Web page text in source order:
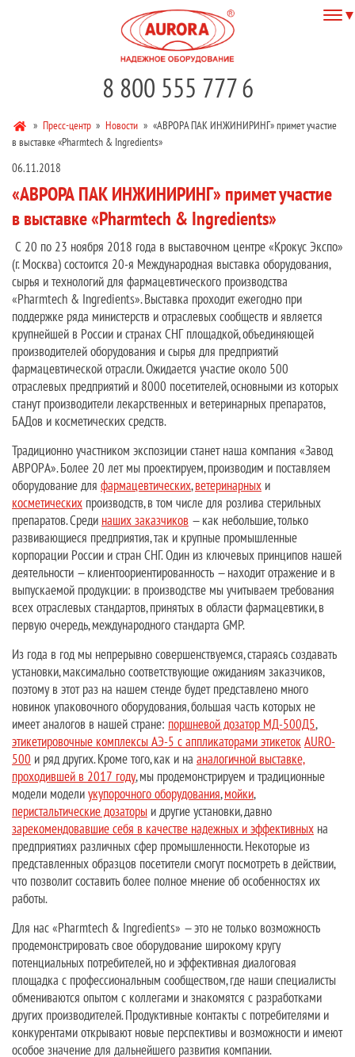
8 800 555 777 6
» Пресс-центр » Новости » «АВРОРА ПАК ИНЖИНИРИНГ» примет участие
в выставке «Pharmtech & Ingredients»
06.11.2018
«АВРОРА ПАК ИНЖИНИРИНГ» примет участие
в выставке «Pharmtech & Ingredients»
С 20 по 23 ноября 2018 года в выставочном центре «Крокус Экспо»
(г. Москва) состоится 20-я Международная выставка оборудования,
сырья и технологий для фармацевтического производства
«Pharmtech & Ingredients». Выставка проходит ежегодно при
поддержке ряда министерств и отраслевых сообществ и является
крупнейшей в России и странах СНГ площадкой, объединяющей
производителей оборудования и сырья для предприятий
фармацевтической отрасли. Ожидается участие около 500
отраслевых предприятий и 8000 посетителей, основными из которых
станут производители лекарственных и ветеринарных препаратов,
БАДов и косметических средств.
Традиционно участником экспозиции станет наша компания «Завод
АВРОРА». Более 20 лет мы проектируем, производим и поставляем
оборудование для фармацевтических,ветеринарных и
косметических производств, в том числе для розлива стерильных
препаратов. Среди наших заказчиков — как небольшие, только
развивающиеся предприятия, так и крупные промышленные
корпорации России и стран СНГ. Один из ключевых принципов нашей
деятельности — клиентоориентированность — находит отражение и в
выпускаемой продукции: в производстве мы учитываем требования
всех отраслевых стандартов, принятых в области фармацевтики, в
первую очередь, международного стандарта GMP.
Из года в год мы непрерывно совершенствуемся, стараясь создавать
установки, максимально соответствующие ожиданиям заказчиков,
поэтому в этот раз на нашем стенде будет представлено много
новинок упаковочного оборудования, большая часть которых не
имеет аналогов в нашей стране: поршневой дозатор МД-500Д5,
этикетировочные комплексы АЭ-5 с аппликаторами этикетокAURO-
500 и ряд других. Кроме того, как и на аналогичной выставке,
проходившей в 2017 году, мы продемонстрируем и традиционные
модели моделиукупорочного оборудования,мойки,
перистальтические дозаторы и другие установки, давно
зарекомендовавшие себя в качестве надежных и эффективных на
предприятиях различных сфер промышленности. Некоторые из
представленных образцов посетители смогут посмотреть в действии,
что позволит составить более полное мнение об особенностях их
работы.
Для нас «Pharmtech & Ingredients» — это не только возможность
продемонстрировать свое оборудование широкому кругу
потенциальных потребителей, но и эффективная диалоговая
площадка с профессиональным сообществом, где наши специалисты
обмениваются опытом с коллегами и знакомятся с разработками
других производителей. Продуктивные контакты с потребителями и
конкурентами открывают новые перспективы и возможности и имеют
особое значение для дальнейшего развития компании.